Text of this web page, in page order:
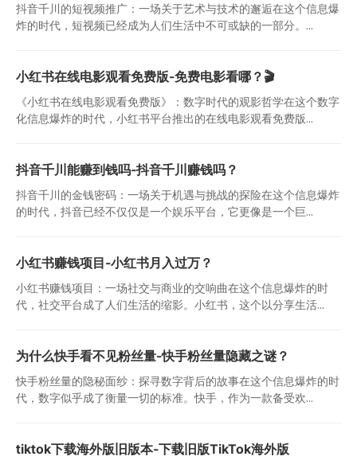
抖音千川的短视频推广：一场关于艺术与技术的邂逅在这个信息爆
炸的时代，短视频已经成为人们生活中不可或缺的一部分。...
小红书在线电影观看免费版-免费电影看哪？🎬
《小红书在线电影观看免费版》：数字时代的观影哲学在这个数字
化信息爆炸的时代，小红书平台推出的在线电影观看免费版...
抖音千川能赚到钱吗-抖音千川赚钱吗？
抖音千川的金钱密码：一场关于机遇与挑战的探险在这个信息爆炸
的时代，抖音已经不仅仅是一个娱乐平台，它更像是一个巨...
小红书赚钱项目-小红书月入过万？
小红书赚钱项目：一场社交与商业的交响曲在这个信息爆炸的时
代，社交平台成了人们生活的缩影。小红书，这个以分享生活...
为什么快手看不见粉丝量-快手粉丝量隐藏之谜？
快手粉丝量的隐秘面纱：探寻数字背后的故事在这个信息爆炸的时
代，数字似乎成了衡量一切的标准。快手，作为一款备受欢...
tiktok下载海外版旧版本-下载旧版TikTok海外版